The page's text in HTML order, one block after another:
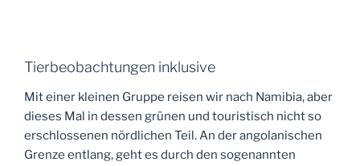
Tierbeobachtungen inklusive
Mit einer kleinen Gruppe reisen wir nach Namibia, aber
dieses Mal in dessen grünen und touristisch nicht so
erschlossenen nördlichen Teil. An der angolanischen
Grenze entlang, geht es durch den sogenannten